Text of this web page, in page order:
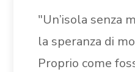
"Un’isola senza
la speranza di
Proprio come